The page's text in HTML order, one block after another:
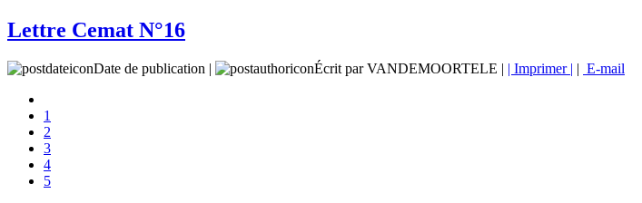
Lettre Cemat N°16
Date de publication | Écrit par VANDEMOORTELE | | Imprimer | | E-mail
1
2
3
4
5